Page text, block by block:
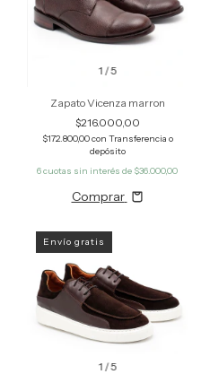
1 /5
Zapato Vicenza marron
$216.000,00
$172.800,00con Transferencia o
depósito
6cuotas sin interés de $36.000,00
Comprar
1 /5
Envío gratis